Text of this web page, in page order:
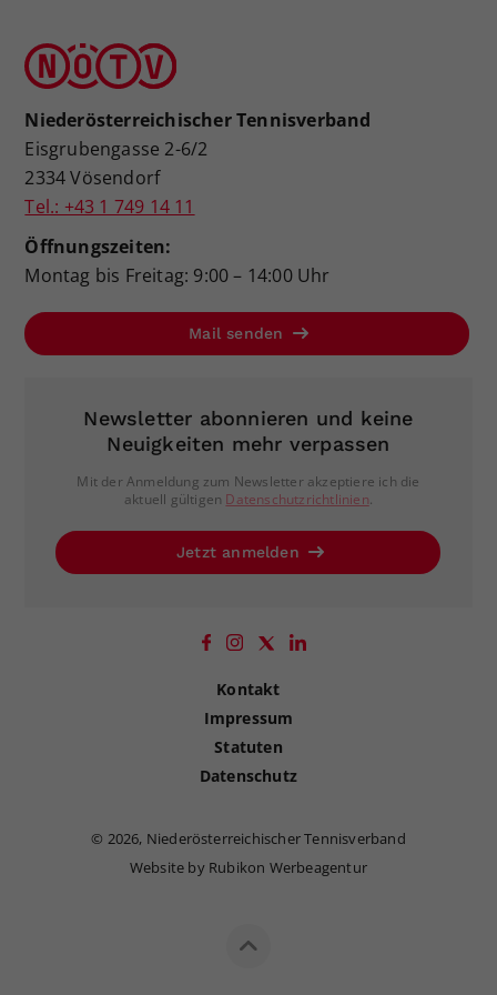
Niederösterreichischer Tennisverband
Eisgrubengasse 2-6/2
2334 Vösendorf
Tel.: +43 1 749 14 11
Öffnungszeiten:
Montag bis Freitag: 9:00 – 14:00 Uhr
Mail senden
Newsletter abonnieren und keine
Neuigkeiten mehr verpassen
Mit der Anmeldung zum Newsletter akzeptiere ich die
aktuell gültigen Datenschutzrichtlinien.
Jetzt anmelden
Kontakt
Impressum
Statuten
Datenschutz
© 2026, Niederösterreichischer Tennisverband
Website by Rubikon Werbeagentur